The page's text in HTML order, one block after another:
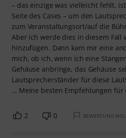
– das einzige was vielleicht fehlt,
Seite des Cases – um den
zum Veranstaltungsort/auf die
Aber ich werde dies in diesem Fall
hinzufügen. Dann kam mir eine
mich, ob ich, wenn ich eine
Gehäuse anbringe, das Gehäuse
Lautsprecherständer für diese
… Meine besten Empfehlungen für
2 0 BEWERTUNG